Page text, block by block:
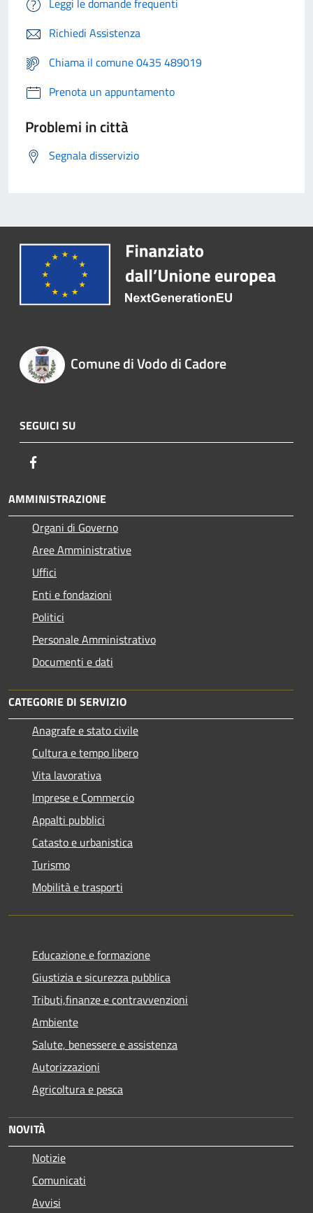
Leggi le domande frequenti
Richiedi Assistenza
Chiama il comune 0435 489019
Prenota un appuntamento
Problemi in città
Segnala disservizio
Comune di Vodo di Cadore
SEGUICI SU
AMMINISTRAZIONE
Organi di Governo
Aree Amministrative
Uffici
Enti e fondazioni
Politici
Personale Amministrativo
Documenti e dati
CATEGORIE DI SERVIZIO
Anagrafe e stato civile
Cultura e tempo libero
Vita lavorativa
Imprese e Commercio
Appalti pubblici
Catasto e urbanistica
Turismo
Mobilità e trasporti
Educazione e formazione
Giustizia e sicurezza pubblica
Tributi,finanze e contravvenzioni
Ambiente
Salute, benessere e assistenza
Autorizzazioni
Agricoltura e pesca
NOVITÀ
Notizie
Comunicati
Avvisi